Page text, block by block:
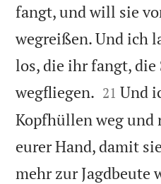
fangt, und will sie
wegreißen. Und ich
los, die ihr fangt, die
wegfliegen. 

21 Und
Kopfhüllen weg und
eurer Hand, damit
mehr zur Jagdbeute